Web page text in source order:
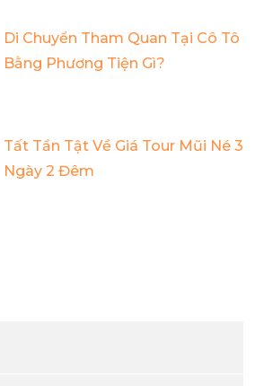
Di Chuyển Tham Quan Tại Cô Tô
Bằng Phương Tiện Gì?
Tất Tần Tật Về Giá Tour Mũi Né 3
Ngày 2 Đêm